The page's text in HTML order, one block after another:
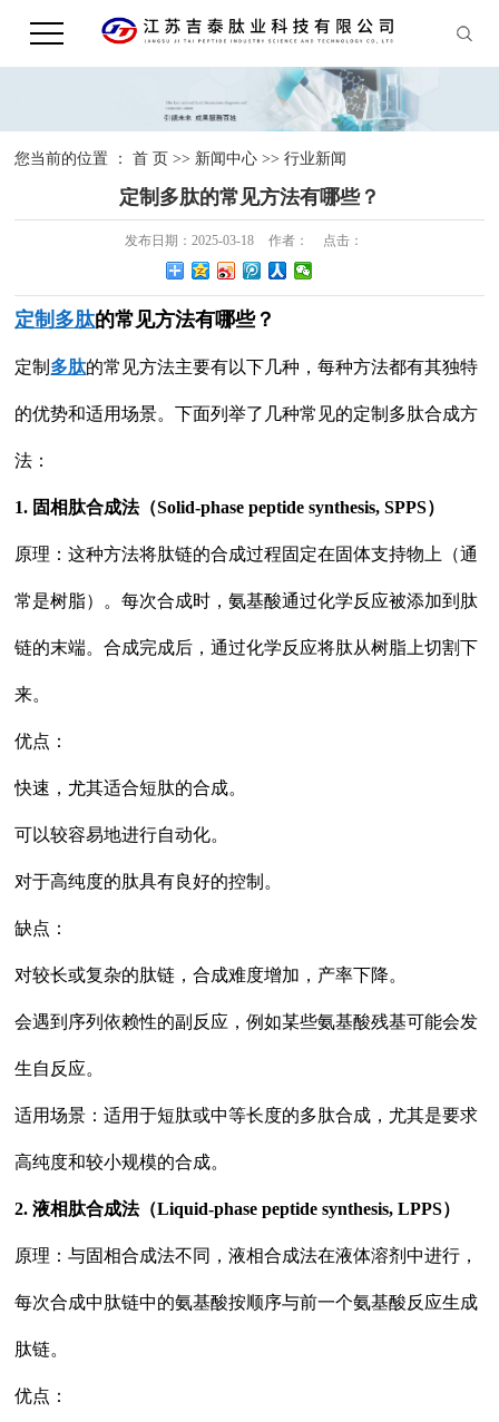
您当前的位置 ：首 页 >> 新闻中心 >>行业新闻
定制多肽的常见方法有哪些？
发布日期： 2025-03-18 作者： 点击：
定制多肽的常见方法有哪些？
定制 多肽的常见方法主要有以下几种，每种方法都有其独特
的优势和适用场景。下面列举了几种常见的定制多肽合成方
法：
1. 固相肽合成法（Solid-phase peptide synthesis, SPPS）
原理：这种方法将肽链的合成过程固定在固体支持物上（通
常是树脂）。每次合成时，氨基酸通过化学反应被添加到肽
链的末端。合成完成后，通过化学反应将肽从树脂上切割下
来。
优点：
快速，尤其适合短肽的合成。
可以较容易地进行自动化。
对于高纯度的肽具有良好的控制。
缺点：
对较长或复杂的肽链，合成难度增加，产率下降。
会遇到序列依赖性的副反应，例如某些氨基酸残基可能会发
生自反应。
适用场景：适用于短肽或中等长度的多肽合成，尤其是要求
高纯度和较小规模的合成。
2. 液相肽合成法（Liquid-phase peptide synthesis, LPPS）
原理：与固相合成法不同，液相合成法在液体溶剂中进行，
每次合成中肽链中的氨基酸按顺序与前一个氨基酸反应生成
肽链。
优点：